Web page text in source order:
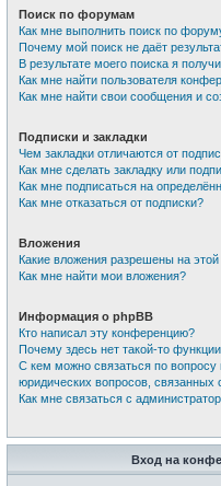
Поиск по форумам
Как мне выполнить поиск по
Почему мой поиск не даёт
В результате моего поиска я
Как мне найти пользователя
Как мне найти свои сообщения и
Подписки и закладки
Чем закладки отличаются от
Как мне сделать закладку или
Как мне подписаться на
Как мне отказаться от подписки?
Вложения
Какие вложения разрешены на
Как мне найти мои вложения?
Информация о phpBB
Кто написал эту конференцию?
Почему здесь нет такой-то
С кем можно связаться по вопросу
юридических вопросов, связанных
Как мне связаться с
Вход на